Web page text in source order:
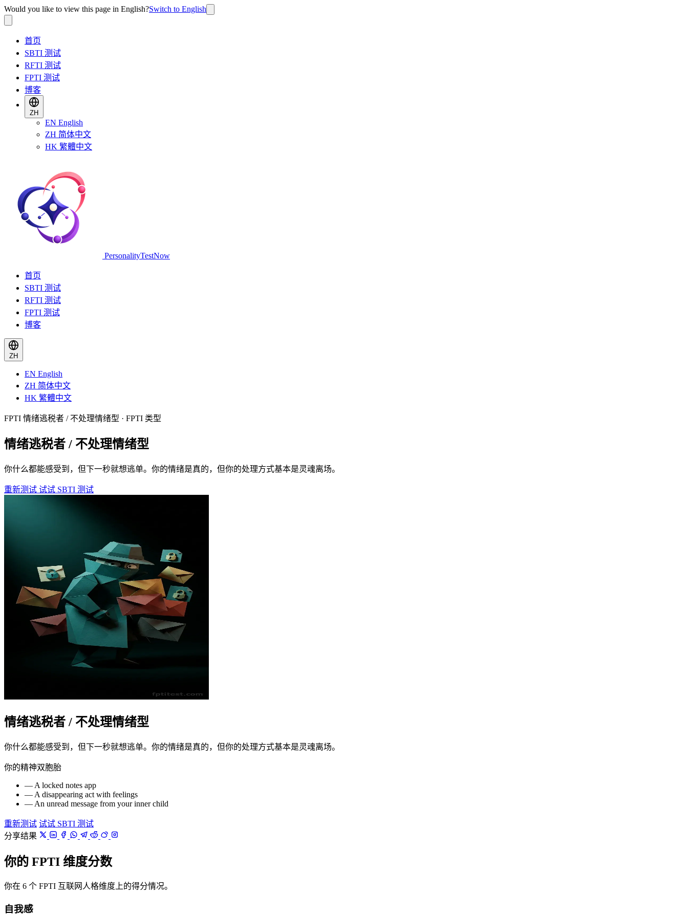
Would you like to view this page in English?Switch to English
首页
SBTI 测试
RFTI 测试
FPTI 测试
博客
ZH
EN English
ZH 简体中文
HK 繁體中文
PersonalityTestNow
首页
SBTI 测试
RFTI 测试
FPTI 测试
博客
ZH
EN English
ZH 简体中文
HK 繁體中文
FPTI 情绪逃税者 / 不处理情绪型 · FPTI 类型
情绪逃税者 / 不处理情绪型
你什么都能感受到，但下一秒就想逃单。你的情绪是真的，但你的处理方式基本是灵魂离场。
重新测试 试试 SBTI 测试
情绪逃税者 / 不处理情绪型
你什么都能感受到，但下一秒就想逃单。你的情绪是真的，但你的处理方式基本是灵魂离场。
你的精神双胞胎
— A locked notes app
— A disappearing act with feelings
— An unread message from your inner child
重新测试 试试 SBTI 测试
分享结果
你的 FPTI 维度分数
你在 6 个 FPTI 互联网人格维度上的得分情况。
自我感